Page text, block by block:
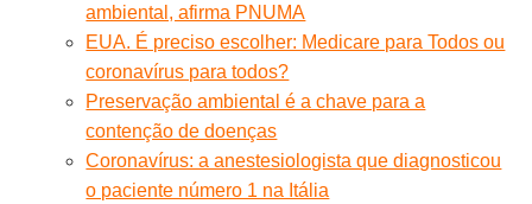
ambiental, afirma PNUMA
EUA. É preciso escolher: Medicare para Todos ou
coronavírus para todos?
Preservação ambiental é a chave para a
contenção de doenças
Coronavírus: a anestesiologista que diagnosticou
o paciente número 1 na Itália